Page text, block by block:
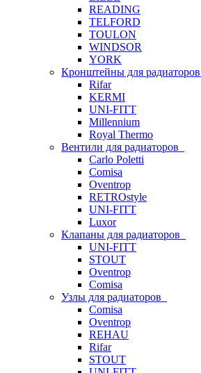
READING
TELFORD
TOULON
WINDSOR
YORK
Кронштейны для радиаторов
Rifar
KERMI
UNI-FITT
Millennium
Royal Thermo
Вентили для радиаторов
Carlo Poletti
Comisa
Oventrop
RETROstyle
UNI-FITT
Luxor
Клапаны для радиаторов
UNI-FITT
STOUT
Oventrop
Comisa
Узлы для радиаторов
Comisa
Oventrop
REHAU
Rifar
STOUT